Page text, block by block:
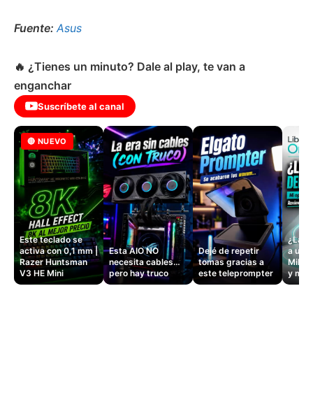
Fuente: Asus
🔥 ¿Tienes un minuto? Dale al play, te van a
enganchar
Suscríbete al canal
🔴 NUEVO
Este teclado se
activa con 0,1 mm |
Razer Huntsman
V3 HE Mini
Esta AIO NO
necesita cables…
pero hay truco
Dejé de repetir
tomas gracias a
este teleprompter
¿La
a un
y